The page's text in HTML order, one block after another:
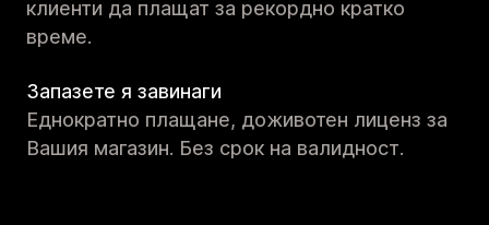
клиенти да плащат за рекордно кратко
време.
Запазете я завинаги
Еднократно плащане, доживотен лиценз за
Вашия магазин. Без срок на валидност.